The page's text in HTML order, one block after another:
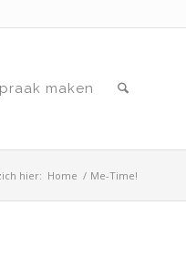
maken
hier: Home / Me-Time!